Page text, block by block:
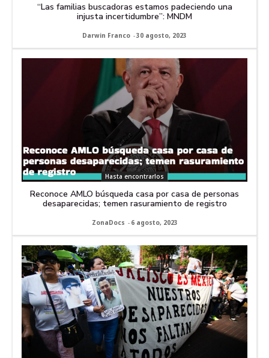
“Las familias buscadoras estamos padeciendo una
injusta incertidumbre”: MNDM
Darwin Franco -30 agosto, 2023
Hasta encontrarlos
Reconoce AMLO búsqueda casa por casa de personas
desaparecidas; temen rasuramiento de registro
ZonaDocs - 6 agosto, 2023